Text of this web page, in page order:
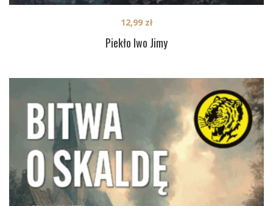
Piekło Iwo Jimy
12,99 zł